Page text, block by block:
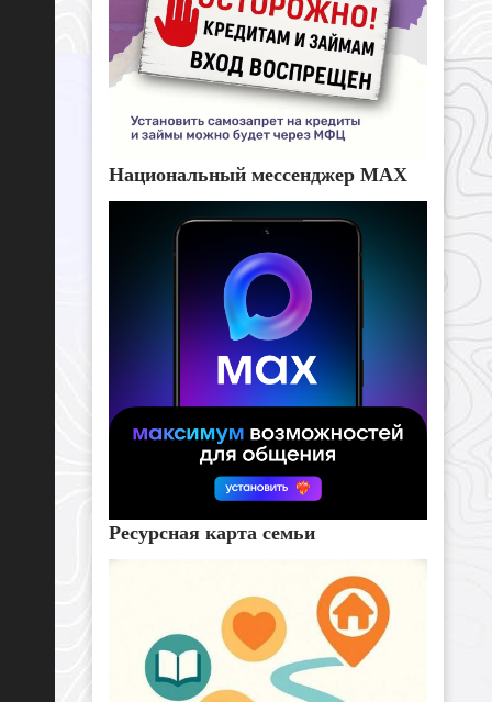
Национальный мессенджер MAX
Ресурсная карта семьи